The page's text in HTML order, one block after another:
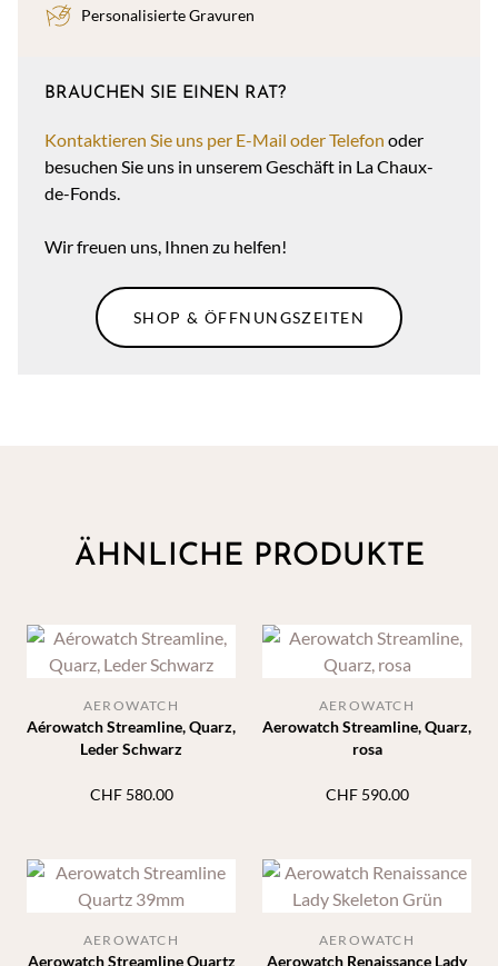
Personalisierte Gravuren
BRAUCHEN SIE EINEN RAT?
Kontaktieren Sie uns per E-Mail oder Telefon oder
besuchen Sie uns in unserem Geschäft in La Chaux-
de-Fonds.
Wir freuen uns, Ihnen zu helfen!
SHOP & ÖFFNUNGSZEITEN
ÄHNLICHE PRODUKTE
Aérowatch Streamline, Quarz,
Leder Schwarz
AEROWATCH
CHF580.00
Aerowatch Streamline, Quarz,
rosa
AEROWATCH
CHF590.00
Aerowatch Streamline Quartz
AEROWATCH
Aerowatch Renaissance Lady
AEROWATCH